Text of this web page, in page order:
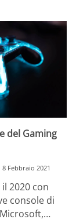
del Gaming
8 Febbraio 2021
2020 con
console di
Microsoft,…